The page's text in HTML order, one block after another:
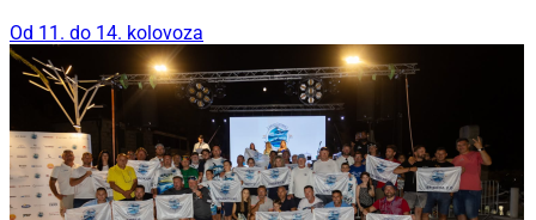
Od 11. do 14. kolovoza